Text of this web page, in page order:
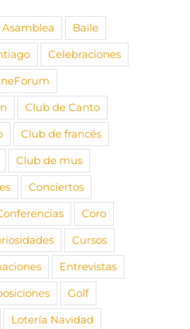
Asamblea
Baile
Celebraciones
Club de Canto
Club de francés
Club de mus
Conciertos
Coro
Cursos
Entrevistas
Golf
Lotería Navidad